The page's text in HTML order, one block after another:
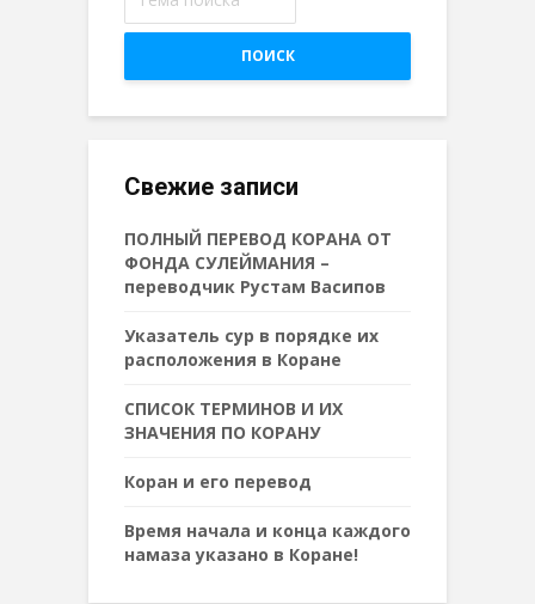
ПОИСК
Свежие записи
ПОЛНЫЙ ПЕРЕВОД КОРАНА ОТ
ФОНДА СУЛЕЙМАНИЯ –
переводчик Рустам Васипов
Указатель сур в порядке их
расположения в Коране
СПИСОК ТЕРМИНОВ И ИХ
ЗНАЧЕНИЯ ПО КОРАНУ
Коран и его перевод
Время начала и конца каждого
намаза указано в Коране!